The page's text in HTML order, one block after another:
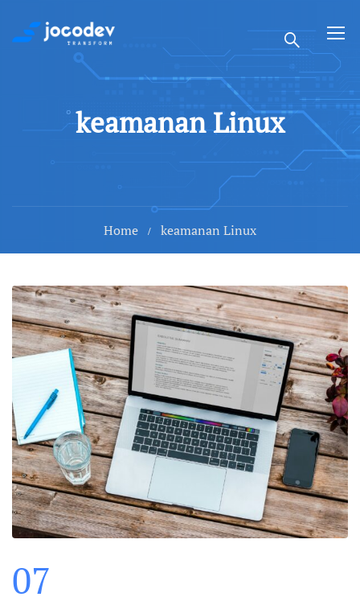
keamanan Linux
Home keamanan Linux
07